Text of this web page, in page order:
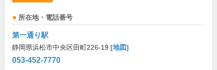
所在地・電話番号
第一通り駅
静岡県浜松市中央区田町226-19 [地図]
053-452-7770